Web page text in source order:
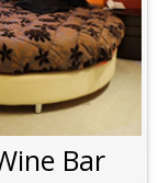
Bar